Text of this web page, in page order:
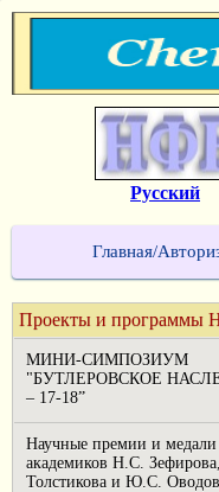
Русский
Главная/
Проекты и программы
МИНИ-СИМПОЗИУМ
"БУТЛЕРОВСКОЕ
– 17-18”
Научные премии и медали
академиков Н.С.
Толстикова и Ю.С.